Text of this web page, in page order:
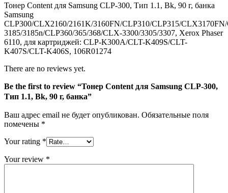
Bk,
90
г,
банка
Тонер Content для Samsung CLP-300, Тип 1.1, Bk, 90 г, банка
Samsung
CLP300/CLX2160/2161K/3160FN/CLP310/CLP315/
3185/3185n/CLP360/365/368/CLX-3300/3305/3307, Xerox Phaser
6110, для картриджей: CLP-K300A/CLT-K409S/CLT-
K407S/CLT-K406S, 106R01274
There are no reviews yet.
Be the first to review “Тонер Content для Samsung CLP-300,
Тип 1.1, Bk, 90 г, банка”
Ваш адрес email не будет опубликован. Обязательные поля
помечены *
Your rating *
Your review *